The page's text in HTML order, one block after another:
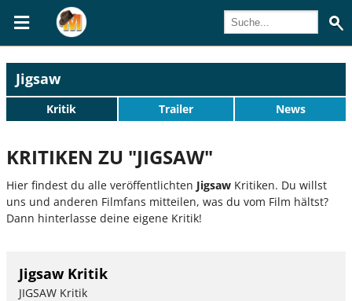
Jigsaw
Kritik Trailer News
KRITIKEN ZU "JIGSAW"
Hier findest du alle veröffentlichten Jigsaw Kritiken. Du willst
uns und anderen Filmfans mitteilen, was du vom Film hältst?
Dann hinterlasse deine eigene Kritik!
Jigsaw Kritik
JIGSAW Kritik